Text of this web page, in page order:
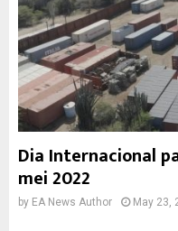
Dia Internacional
mei 2022
by EA News Author May 23,